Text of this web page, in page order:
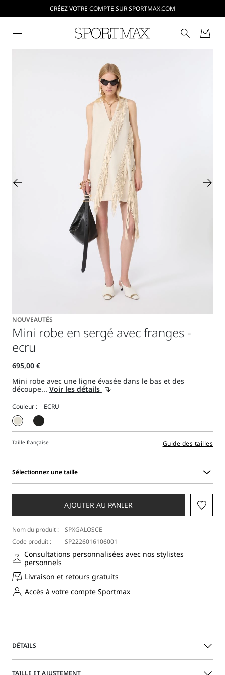
CRÉEZ VOTRE COMPTE SUR SPORTMAX.COM
NOUVEAUTÉS
Mini robe en sergé avec franges -
ecru
Mini robe avec une ligne évasée dans le bas et des
découpe... Voir les détails
Couleur :
Taille française Guide des tailles
Sélectionnez une taille
une
AJOUTER AU PANIER
Nom du produit :
SPXGALOSCE
Code produit :
SP2226016106001
Consultations personnalisées avec nos stylistes
personnels
Livraison et retours gratuits
Accès à votre compte Sportmax
DÉTAILS